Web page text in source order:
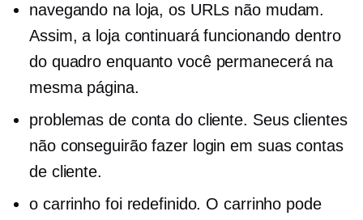
navegando na loja, os URLs não mudam.
Assim, a loja continuará funcionando dentro
do quadro enquanto você permanecerá na
mesma página.
problemas de conta do cliente. Seus clientes
não conseguirão fazer login em suas contas
de cliente.
o carrinho foi redefinido. O carrinho pode